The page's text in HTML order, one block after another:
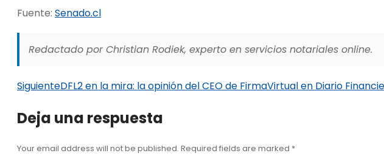
Fuente: Senado.cl
Redactado por Christian Rodiek, experto en servicios notariales online.
SiguienteDFL2 en la mira: la opinión del CEO de FirmaVirtual en Diario
Deja una respuesta
Your email address will not be published. Required fields are marked *